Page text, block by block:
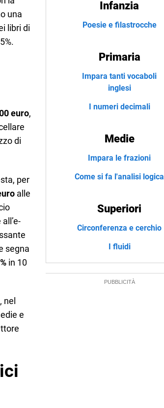
una
libri di
euro,
di
per
alle
segna
in 10
e
Infanzia
Poesie e filastrocche
Primaria
Impara tanti vocaboli
inglesi
I numeri decimali
Medie
Impara le frazioni
Come si fa l'analisi logica
Superiori
Circonferenza e cerchio
I fluidi